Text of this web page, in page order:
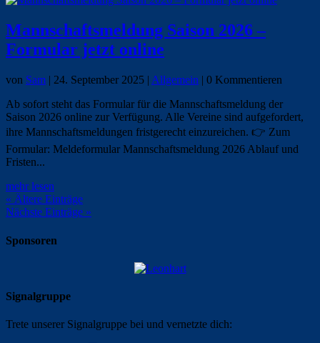
Mannschaftsmeldung Saison 2026 –
Formular jetzt online
von Sam | 24. September 2025 | Allgemein | 0 Kommentieren
Ab sofort steht das Formular für die Mannschaftsmeldung der
Saison 2026 online zur Verfügung. Alle Vereine sind aufgefordert,
ihre Mannschaftsmeldungen fristgerecht einzureichen. 👉 Zum
Formular: Meldeformular Mannschaftsmeldung 2026 Ablauf und
Fristen...
mehr lesen
« Ältere Einträge
Nächste Einträge »
Sponsoren
Signalgruppe
Trete unserer Signalgruppe bei und vernetzte dich: